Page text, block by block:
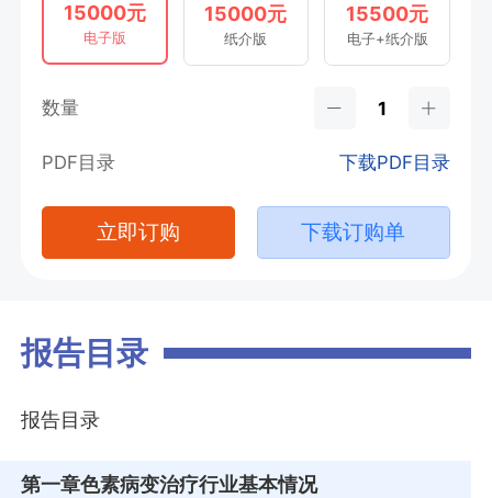
15000元
电子版
15000元
纸介版
15500元
电子+纸介版
数量
PDF目录 下载PDF目录
立即订购 下载订购单
报告目录
报告目录
第一章色素病变治疗行业基本情况